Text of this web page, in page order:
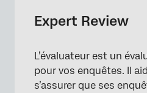
Expert Review
L’évaluateur est un
pour vos enquêtes. Il
s’assurer que ses